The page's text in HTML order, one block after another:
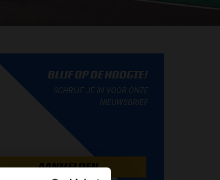
BLIJF OP DE HOOGTE!
SCHRIJF JE IN VOOR ONZE
NIEUWSBRIEF
AANMELDEN